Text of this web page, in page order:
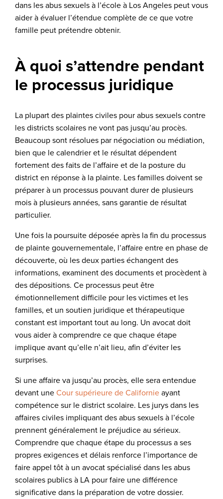
dans les abus sexuels à l’école à Los Angeles peut vous
aider à évaluer l’étendue complète de ce que votre
famille peut prétendre obtenir.
À quoi s’attendre pendant
le processus juridique
La plupart des plaintes civiles pour abus sexuels contre
les districts scolaires ne vont pas jusqu’au procès.
Beaucoup sont résolues par négociation ou médiation,
bien que le calendrier et le résultat dépendent
fortement des faits de l’affaire et de la posture du
district en réponse à la plainte. Les familles doivent se
préparer à un processus pouvant durer de plusieurs
mois à plusieurs années, sans garantie de résultat
particulier.
Une fois la poursuite déposée après la fin du processus
de plainte gouvernementale, l’affaire entre en phase de
découverte, où les deux parties échangent des
informations, examinent des documents et procèdent à
des dépositions. Ce processus peut être
émotionnellement difficile pour les victimes et les
familles, et un soutien juridique et thérapeutique
constant est important tout au long. Un avocat doit
vous aider à comprendre ce que chaque étape
implique avant qu’elle n’ait lieu, afin d’éviter les
surprises.
Si une affaire va jusqu’au procès, elle sera entendue
devant uneCour supérieure de Californieayant
compétence sur le district scolaire. Les jurys dans les
affaires civiles impliquant des abus sexuels à l’école
prennent généralement le préjudice au sérieux.
Comprendre que chaque étape du processus a ses
propres exigences et délais renforce l’importance de
faire appel tôt à un avocat spécialisé dans les abus
scolaires publics à LA pour faire une différence
significative dans la préparation de votre dossier.